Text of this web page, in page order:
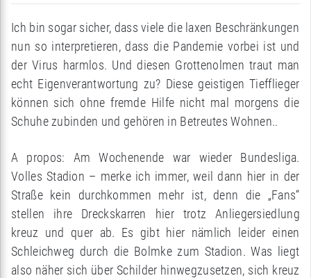
Ich bin sogar sicher, dass viele die laxen Beschränkungen
nun so interpretieren, dass die Pandemie vorbei ist und
der Virus harmlos. Und diesen Grottenolmen traut man
echt Eigenverantwortung zu? Diese geistigen Tiefflieger
können sich ohne fremde Hilfe nicht mal morgens die
Schuhe zubinden und gehören in Betreutes Wohnen..
A propos: Am Wochenende war wieder Bundesliga.
Volles Stadion – merke ich immer, weil dann hier in der
Straße kein durchkommen mehr ist, denn die „Fans“
stellen ihre Dreckskarren hier trotz Anliegersiedlung
kreuz und quer ab. Es gibt hier nämlich leider einen
Schleichweg durch die Bolmke zum Stadion. Was liegt
also näher sich über Schilder hinwegzusetzen, sich kreuz